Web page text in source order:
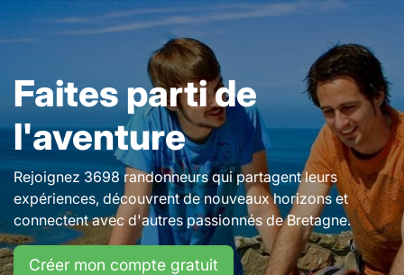
Faites parti de
l'aventure
Rejoignez 3698 randonneurs qui partagent leurs
expériences, découvrent de nouveaux horizons et
connectent avec d'autres passionnés de Bretagne.
Créer mon compte gratuit